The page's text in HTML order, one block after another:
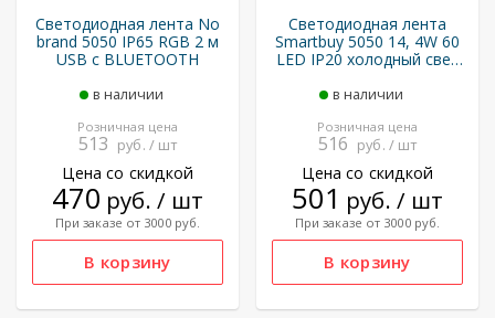
Светодиодная лента No
brand 5050 IP65 RGB 2 м
USB с BLUETOOTH
в наличии
Розничная цена
513 руб. / шт
Цена со скидкой
470 руб. / шт
При заказе от 3000 руб.
Светодиодная лента
Smartbuy 5050 14, 4W 60
LED IP20 холодный свет
в наличии
Розничная цена
516 руб. / шт
Цена со скидкой
501 руб. / шт
При заказе от 3000 руб.